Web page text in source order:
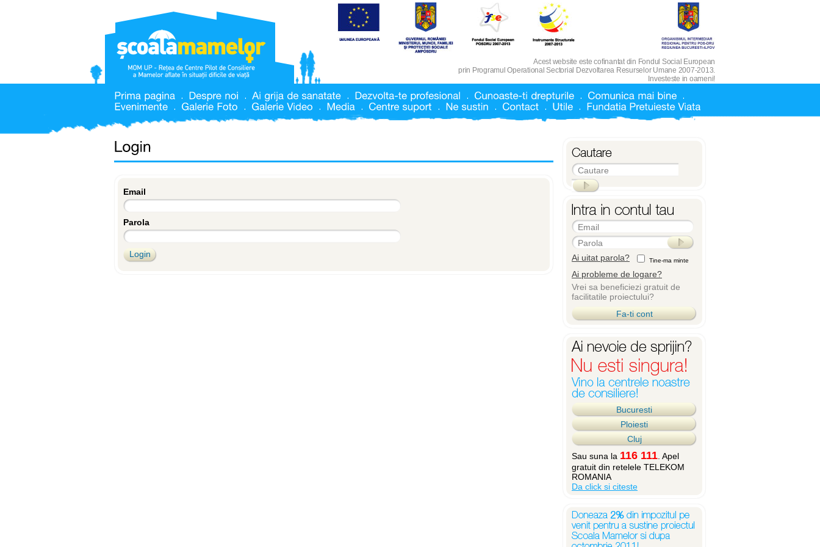
Acest website este cofinantat din Fondul Social European
prin Programul Operational Sectorial Dezvoltarea Resurselor Umane 2007-2013.
Investeste in oameni!
Email
Parola
Cautare
Email
Parola
Tine-ma minte
Ai uitat parola?
Ai probleme de logare?
Vrei sa beneficiezi gratuit de
facilitatile proiectului?
Fa-ti cont
Bucuresti
Ploiesti
Cluj
Sau suna la 116 111 . Apel
gratuit din retelele TELEKOM
ROMANIA
Da click si citeste